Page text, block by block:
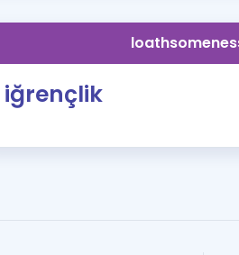
iğrençlik